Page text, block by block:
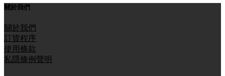
關於我們
關於我們
訂貨程序
使用條款
私隱條例聲明